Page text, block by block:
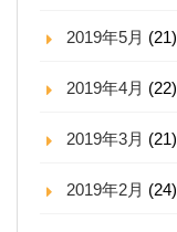
2019年5月 (21)
2019年4月 (22)
2019年3月 (21)
2019年2月 (24)